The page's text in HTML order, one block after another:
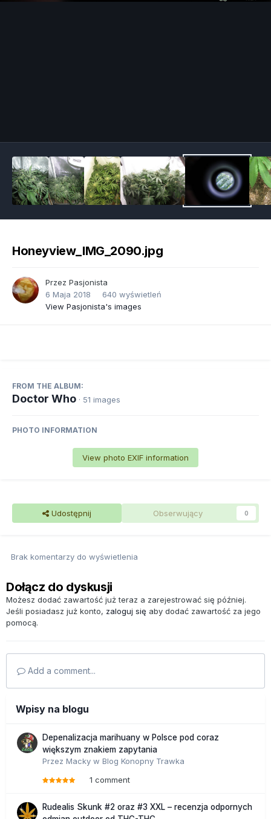
Honeyview_IMG_2090.jpg
Przez Pasjonista
6 Maja 2018
640 wyświetleń
View Pasjonista's images
FROM THE ALBUM:
Doctor Who · 51 images
PHOTO INFORMATION
View photo EXIF information
Udostępnij Obserwujący 0
Brak komentarzy do wyświetlenia
Dołącz do dyskusji
Możesz dodać zawartość już teraz a zarejestrować się później.
Jeśli posiadasz już konto, zaloguj się aby dodać zawartość za jego
pomocą.
Add a comment...
Wpisy na blogu
Depenalizacja marihuany w Polsce pod coraz
większym znakiem zapytania
Przez Macky w Blog Konopny Trawka
1 comment
Rudealis Skunk #2 oraz #3 XXL – recenzja odpornych